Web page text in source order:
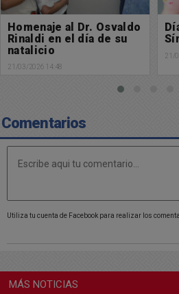
Homenaje al Dr. Osvaldo
Rinaldi en el día de su
natalicio
21/03/2026 14:48
21/
Comentarios
Utiliza tu cuenta de Facebook para realizar los
MÁS NOTICIAS